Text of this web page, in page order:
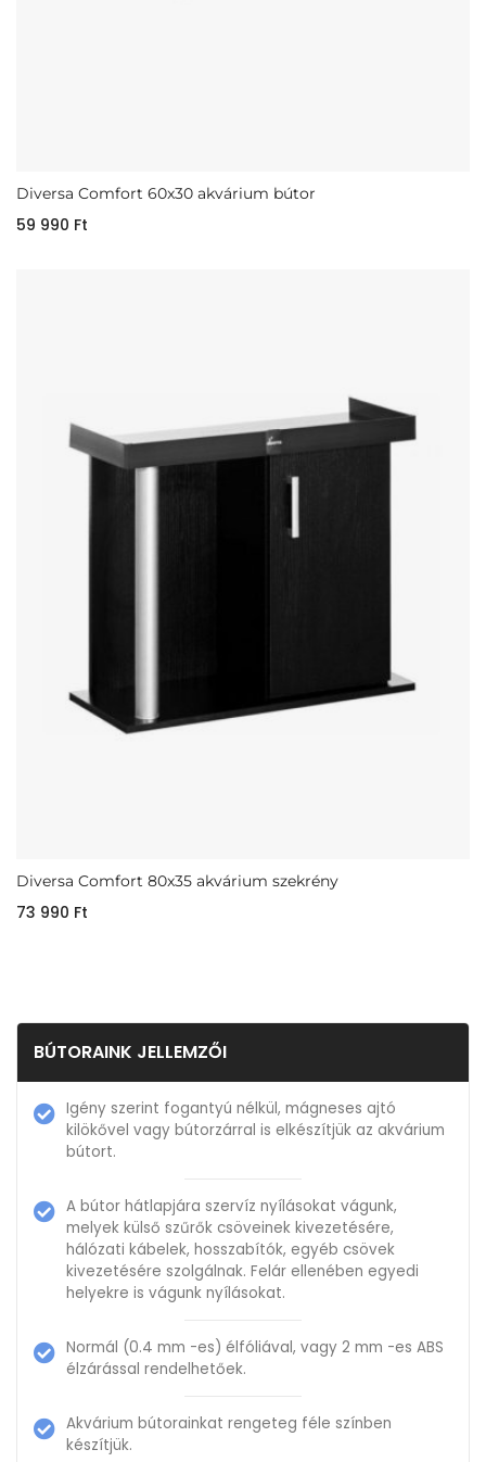
Diversa Comfort 60x30 akvárium bútor
59 990 Ft
Diversa Comfort 80x35 akvárium szekrény
73 990 Ft
BÚTORAINK JELLEMZŐI
Igény szerint fogantyú nélkül, mágneses ajtó
kilökővel vagy bútorzárral is elkészítjük az akvárium
bútort.
A bútor hátlapjára szervíz nyílásokat vágunk,
melyek külső szűrők csöveinek kivezetésére,
hálózati kábelek, hosszabítók, egyéb csövek
kivezetésére szolgálnak. Felár ellenében egyedi
helyekre is vágunk nyílásokat.
Normál (0.4 mm -es) élfóliával, vagy 2 mm -es ABS
élzárással rendelhetőek.
Akvárium bútorainkat rengeteg féle színben
készítjük.